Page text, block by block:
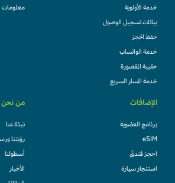
خدمة الأولوية
بيانات تسجيل الوصول
حفظ الحجز
خدمة الواتساب
حقيبة المقصورة
خدمة المسار السريع
معلومات
الإضافات
برنامج العضوية
eSIM
احجز فندقً
استئجار سيارة
من نحن
نبذة عنا
رؤيتنا
أسطولنا
الأخبار